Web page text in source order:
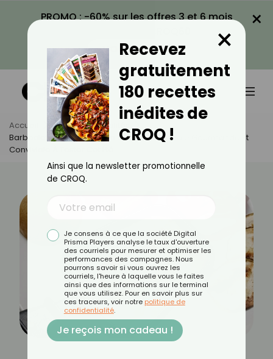
PROMO : -60% sur les offres 3 et 6 mois
VOIR LA PROMO
×
Accueil Actus
Actualités
Barbeclette : Découvrez La Tendance Estivale Gourmande Et
Conviviale À Tester Cet Été
Recevez
gratuitement
180 recettes
inédites de
CROQ !
×
Ainsi que la newsletter promotionnelle
de CROQ.
Je consens à ce que la société Digital
Prisma Players analyse le taux d'ouverture
des courriels pour mesurer et optimiser les
performances des campagnes. Nous
pourrons savoir si vous ouvrez les
courriels, l'heure à laquelle vous le faites
ainsi que des informations sur le terminal
que vous utilisez. Pour en savoir plus sur
ces traceurs, voir notre politique de
confidentialité.
Je reçois mon cadeau !